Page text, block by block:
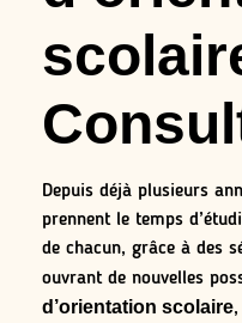
Depuis déjà plusieurs
prennent le temps
de chacun, grâce à des
ouvrant de nouvelles
d’orientation scolaire